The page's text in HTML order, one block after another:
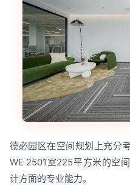
德必园区在空间规划上充分
WE 2501室225平方米的空
计方面的专业能力。